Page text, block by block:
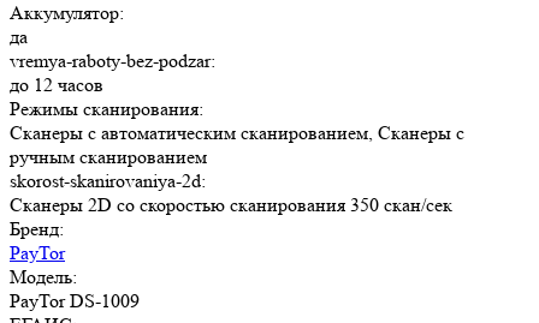
Аккумулятор:
да
vremya-raboty-bez-podzar:
до 12 часов
Режимы сканирования:
Сканеры с автоматическим сканированием, Сканеры с
ручным сканированием
skorost-skanirovaniya-2d:
Сканеры 2D со скоростью сканирования 350 скан/сек
Бренд:
PayTor
Модель:
PayTor DS-1009